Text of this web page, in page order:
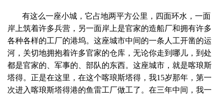
有这么一座小城，它占地两平方公里，四面环水，一面
岸上筑着许多兵营，另一面岸上是官家的造船厂和拥有许多
各种各样的工厂的港坞。这座城市中间的一条人工开凿的运
河，关切地拥抱着许多官家的仓库，无论你走到哪儿，到处
都是官家的、军事的、部队的东西。这座城市，就是喀琅斯
塔得。正是在这里，在这个喀琅斯塔得，我15岁那年，第一
次进入喀琅斯塔得港的鱼雷工厂做工了。在三年中间，我一